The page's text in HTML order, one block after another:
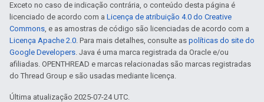
Exceto no caso de indicação contrária, o conteúdo desta página é
licenciado de acordo com a Licença de atribuição 4.0 do Creative
Commons, e as amostras de código são licenciadas de acordo com a
Licença Apache 2.0. Para mais detalhes, consulte as políticas do site do
Google Developers. Java é uma marca registrada da Oracle e/ou
afiliadas. OPENTHREAD e marcas relacionadas são marcas registradas
do Thread Group e são usadas mediante licença.
Última atualização 2025-07-24 UTC.